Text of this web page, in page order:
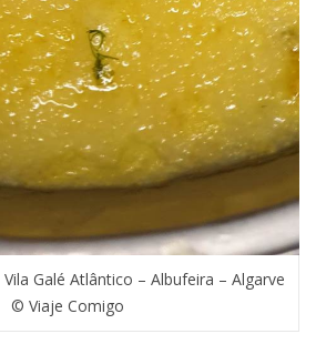
Galé Atlântico – Albufeira – Algarve
© Viaje Comigo